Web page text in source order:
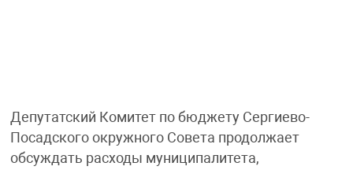
Депутатский Комитет по бюджету Сергиево-
Посадского окружного Совета продолжает
обсуждать расходы муниципалитета,